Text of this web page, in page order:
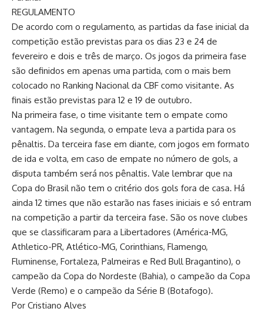
REGULAMENTO
De acordo com o regulamento, as partidas da fase inicial da
competição estão previstas para os dias 23 e 24 de
fevereiro e dois e três de março. Os jogos da primeira fase
são definidos em apenas uma partida, com o mais bem
colocado no Ranking Nacional da CBF como visitante. As
finais estão previstas para 12 e 19 de outubro.
Na primeira fase, o time visitante tem o empate como
vantagem. Na segunda, o empate leva a partida para os
pênaltis. Da terceira fase em diante, com jogos em formato
de ida e volta, em caso de empate no número de gols, a
disputa também será nos pênaltis. Vale lembrar que na
Copa do Brasil não tem o critério dos gols fora de casa. Há
ainda 12 times que não estarão nas fases iniciais e só entram
na competição a partir da terceira fase. São os nove clubes
que se classificaram para a Libertadores (América-MG,
Athletico-PR, Atlético-MG, Corinthians, Flamengo,
Fluminense, Fortaleza, Palmeiras e Red Bull Bragantino), o
campeão da Copa do Nordeste (Bahia), o campeão da Copa
Verde (Remo) e o campeão da Série B (Botafogo).
Por Cristiano Alves